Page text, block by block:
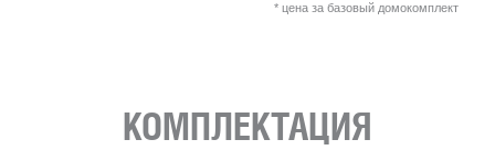
* цена за базовый домокомплект
КОМПЛЕКТАЦИЯ